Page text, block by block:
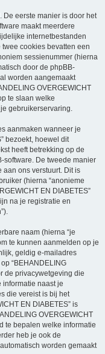
De eerste manier is door het
maakt meerdere
internetbestanden
cookies bevatten een
sessienummer (hierna
door de phpBB-
worden aangemaakt
OVERGEWICHT
te slaan welke
gebruikerservaring.
aanmaken wanneer je
bezoekt, hoewel dit
heeft betrekking op de
software. De tweede manier
ons verstuurt. Dit is
(hierna “anonieme
EN DIABETES”
na je registratie en
naam (hierna “je
te kunnen aanmelden op je
geldig e-mailadres
“BEHANDELING
de privacywetgeving die
informatie naast je
die vereist is bij het
EN DIABETES” is
OVERGEWICHT
te bepalen welke informatie
heb je ook de
worden gemaakt